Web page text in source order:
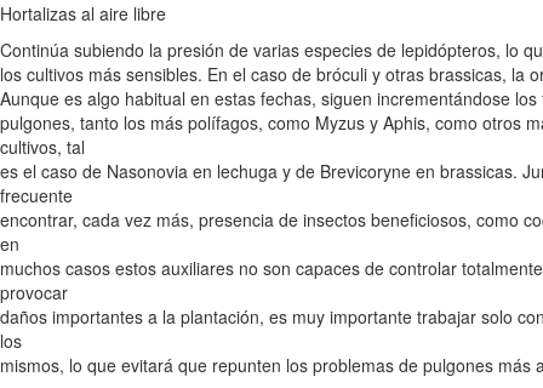
Hortalizas al aire libre
Continúa subiendo la presión de varias especies de lepidópteros, lo
los cultivos más sensibles. En el caso de bróculi y otras brassicas, la
Aunque es algo habitual en estas fechas, siguen incrementándose
pulgones, tanto los más polífagos, como Myzus y Aphis, como otros
cultivos, tal
es el caso de Nasonovia en lechuga y de Brevicoryne en brassicas.
frecuente
encontrar, cada vez más, presencia de insectos beneficiosos, como
en
muchos casos estos auxiliares no son capaces de controlar
provocar
daños importantes a la plantación, es muy importante trabajar solo
los
mismos, lo que evitará que repunten los problemas de pulgones más